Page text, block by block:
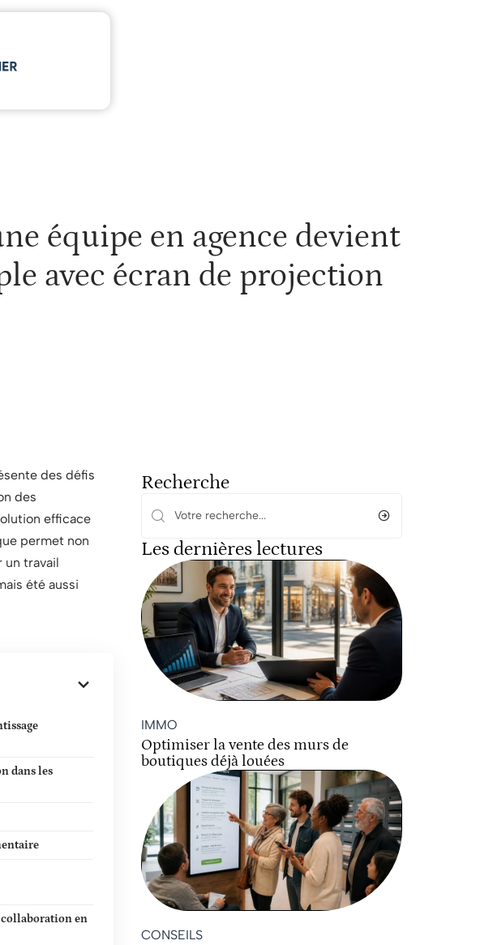
équipe en agence devient
avec écran de projection
des défis
des
efficace
permet non
un travail
été aussi
dans les
collaboration en
Recherche
Les dernières lectures
IMMO
Optimiser la vente des murs de
boutiques déjà louées
CONSEILS